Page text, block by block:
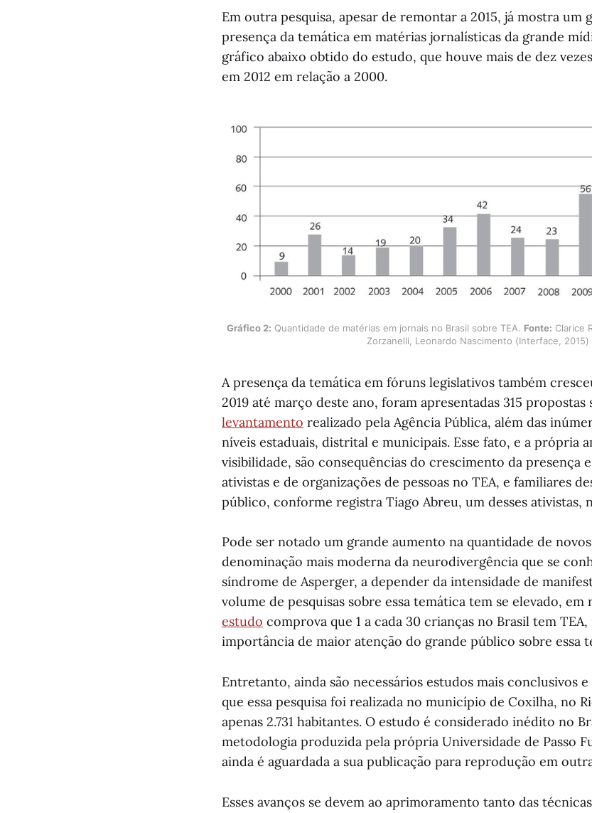
Em outra pesquisa, apesar de remontar a 2015, já mostra um
presença da temática em matérias jornalísticas da grande
gráfico abaixo obtido do estudo, que houve mais de dez
em 2012 em relação a 2000.
Gráfico 2: Quantidade de matérias em jornais no Brasil sobre TEA. Fonte: Clarice
Zorzanelli, Leonardo Nascimento (Interface, 2015)
A presença da temática em fóruns legislativos também
2019 até março deste ano, foram apresentadas 315 propostas
levantamento realizado pela Agência Pública, além das
níveis estaduais, distrital e municipais. Esse fato, e a própria
visibilidade, são consequências do crescimento da presença
ativistas e de organizações de pessoas no TEA, e familiares
público, conforme registra Tiago Abreu, um desses ativistas,
Pode ser notado um grande aumento na quantidade de
denominação mais moderna da neurodivergência que se
síndrome de Asperger, a depender da intensidade de
volume de pesquisas sobre essa temática tem se elevado,
estudo comprova que 1 a cada 30 crianças no Brasil tem
importância de maior atenção do grande público sobre essa
Entretanto, ainda são necessários estudos mais conclusivos
que essa pesquisa foi realizada no município de Coxilha, no
apenas 2.731 habitantes. O estudo é considerado inédito no
metodologia produzida pela própria Universidade de Passo
ainda é aguardada a sua publicação para reprodução em
Esses avanços se devem ao aprimoramento tanto das